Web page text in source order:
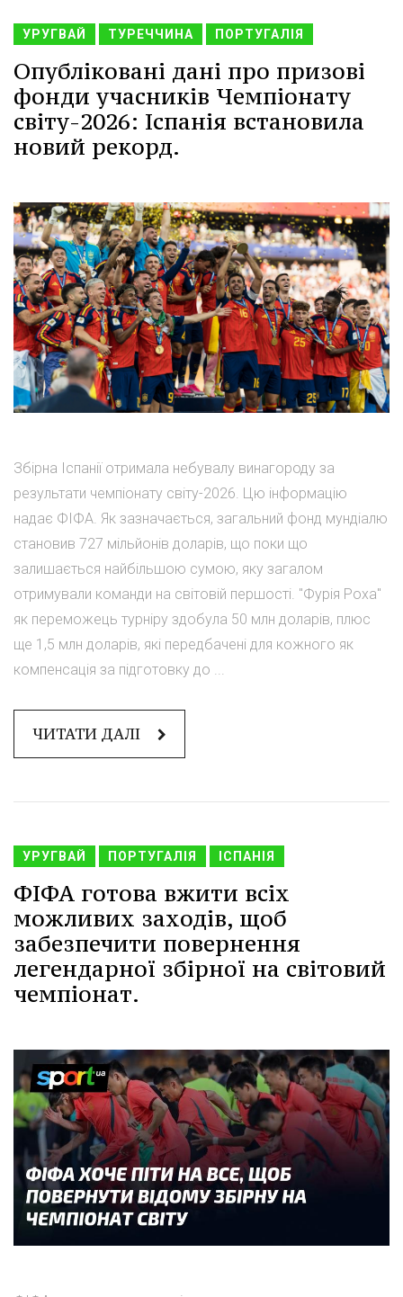
УРУГВАЙ ТУРЕЧЧИНА ПОРТУГАЛІЯ
Опубліковані дані про призові
фонди учасників Чемпіонату
світу-2026: Іспанія встановила
новий рекорд.
Збірна Іспанії отримала небувалу винагороду за
результати чемпіонату світу-2026. Цю інформацію
надає ФІФА. Як зазначається, загальний фонд мундіалю
становив 727 мільйонів доларів, що поки що
залишається найбільшою сумою, яку загалом
отримували команди на світовій першості. "Фурія Роха"
як переможець турніру здобула 50 млн доларів, плюс
ще 1,5 млн доларів, які передбачені для кожного як
компенсація за підготовку до ...
ЧИТАТИ ДАЛІ
УРУГВАЙ ПОРТУГАЛІЯ ІСПАНІЯ
ФІФА готова вжити всіх
можливих заходів, щоб
забезпечити повернення
легендарної збірної на світовий
чемпіонат.